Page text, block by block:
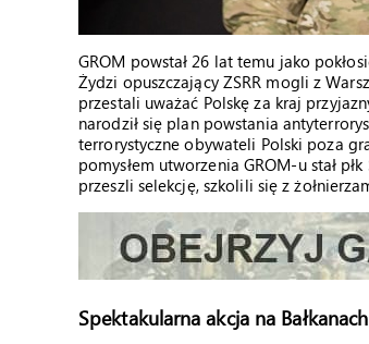
GROM powstał 26 lat temu jako
Żydzi opuszczający ZSRR mogli z
przestali uważać Polskę za kraj
narodził się plan powstania
terrorystyczne obywateli Polski poza
pomysłem utworzenia GROM-u stał
przeszli selekcję, szkolili się z
Spektakularna akcja na Bałkanach